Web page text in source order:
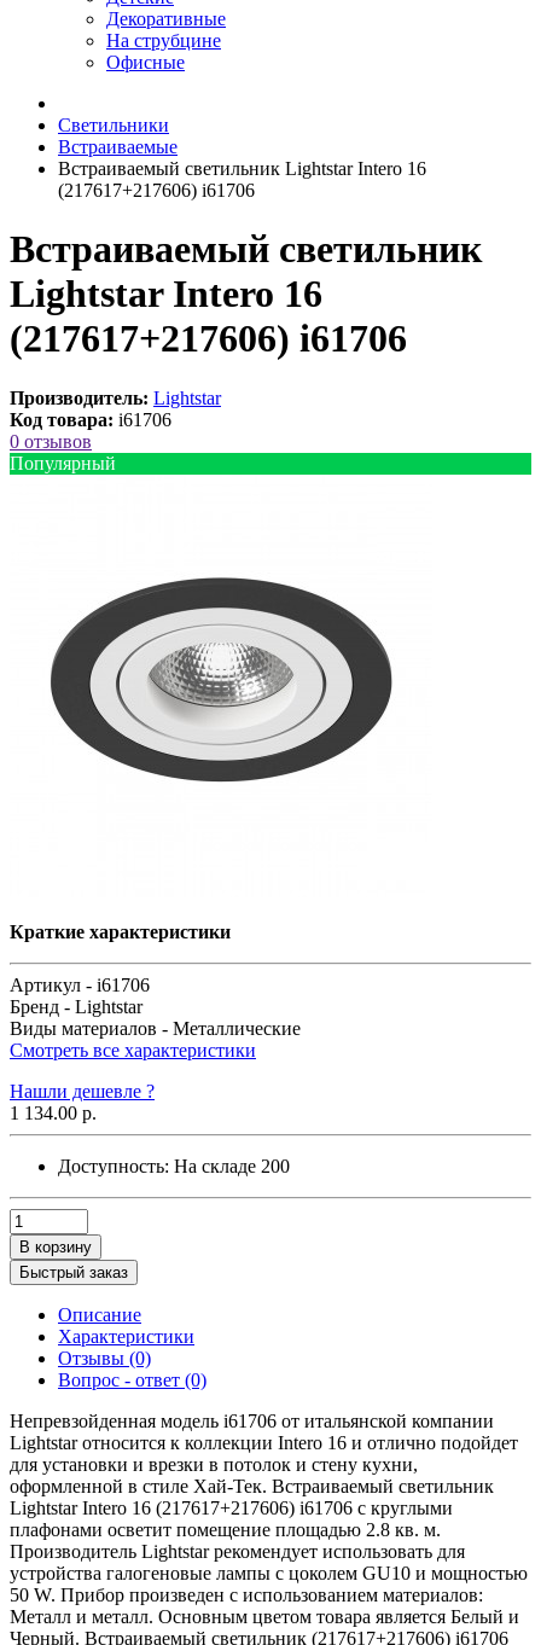
Декоративные
На струбцине
Офисные
Светильники
Встраиваемые
Встраиваемый светильник Lightstar Intero 16
(217617+217606) i61706
Встраиваемый светильник
Lightstar Intero 16
(217617+217606) i61706
Производитель: Lightstar
Код товара: i61706
0 отзывов
Популярный
Краткие характеристики
Артикул - i61706
Бренд - Lightstar
Виды материалов - Металлические
Смотреть все характеристики
Нашли дешевле ?
1 134.00 р.
Доступность: На складе 200
В корзину
Быстрый заказ
Описание
Характеристики
Отзывы (0)
Вопрос - ответ (0)
Непревзойденная модель i61706 от итальянской компании
Lightstar относится к коллекции Intero 16 и отлично подойдет
для установки и врезки в потолок и стену кухни,
оформленной в стиле Хай-Тек. Встраиваемый светильник
Lightstar Intero 16 (217617+217606) i61706 с круглыми
плафонами осветит помещение площадью 2.8 кв. м.
Производитель Lightstar рекомендует использовать для
устройства галогеновые лампы с цоколем GU10 и мощностью
50 W. Прибор произведен с использованием материалов:
Металл и металл. Основным цветом товара является Белый и
Черный. Встраиваемый светильник (217617+217606) i61706